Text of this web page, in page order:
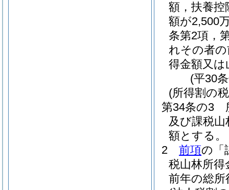
額，扶養控
額が2,500
条第2項，
れその者
得金額又
(平30
(所得割の
第34条の3
及び課税
額とする。
2
前項の「
税山林所
前年の総所